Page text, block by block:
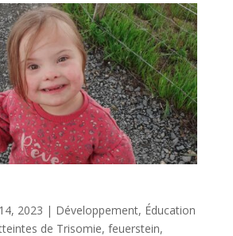
2023 | Développement, Éducation
de Trisomie, feuerstein,